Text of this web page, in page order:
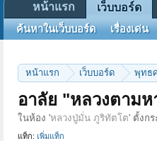
หน้าแรก เว็บบอร์ด พุทธ
อาลัย "หลวงตามห
ในห้อง 'หลวงปู่มั่น ภูริทัตโต' ตั้งก
แท็ก: เพิ่มแท็ก
หน้า 5 ของ 19 < ย้อนกลับ
หน้าแรก เว็บบอร์ด
ค้นหาในเว็บบอร์ด เรื่องเด่น